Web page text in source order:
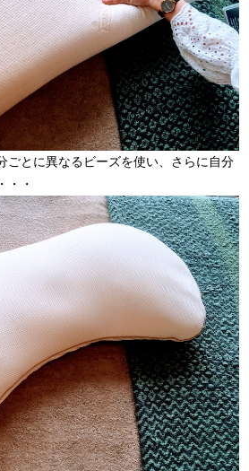
ごとに異なるビーズを使い、さらに自分
・・